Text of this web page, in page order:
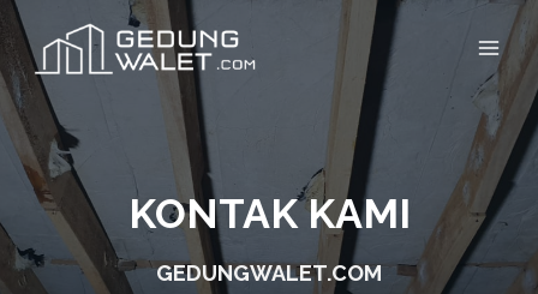
KONTAK KAMI
GEDUNGWALET.COM